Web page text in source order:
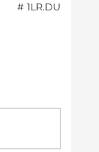
# 1LR.DU